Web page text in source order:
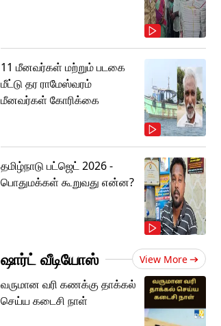
11 மீனவர்கள் மற்றும் படகை
மீட்டு தர ராமேஸ்வரம்
மீனவர்கள் கோரிக்கை
தமிழ்நாடு பட்ஜெட் 2026 -
பொதுமக்கள் கூறுவது என்ன?
ஷார்ட் வீடியோஸ் View More
வருமான வரி கணக்கு தாக்கல்
செய்ய கடைசி நாள்